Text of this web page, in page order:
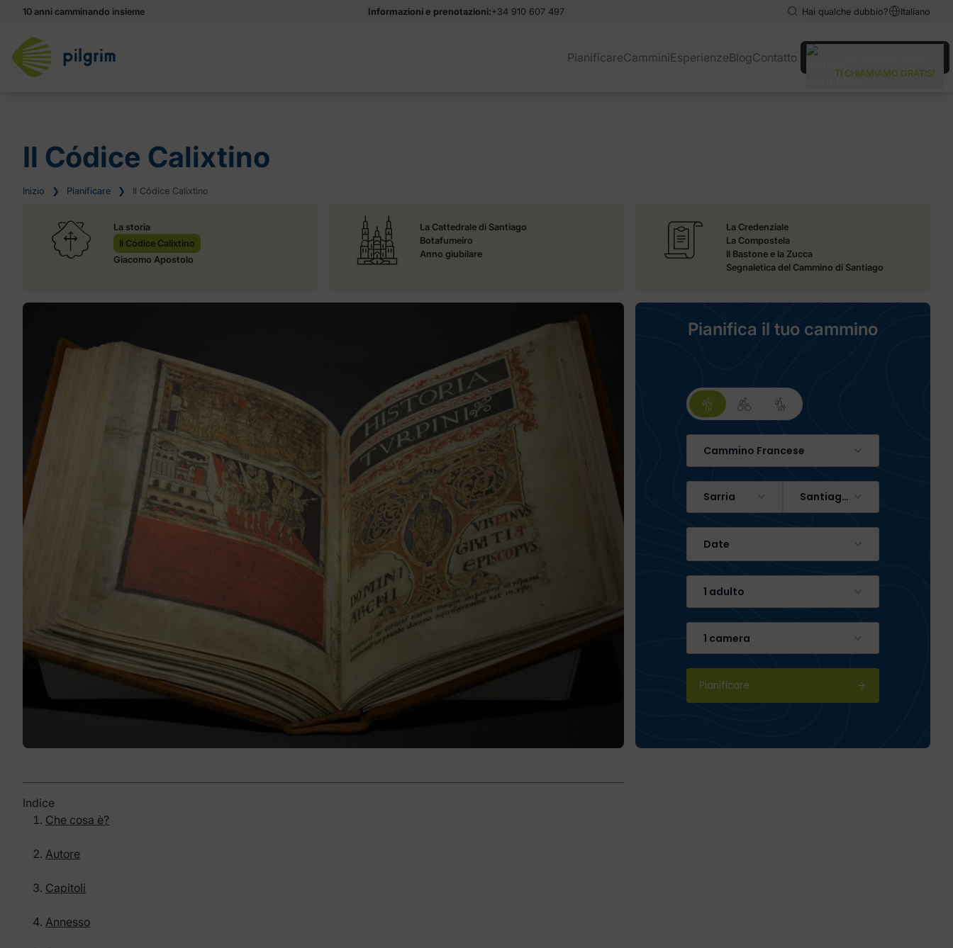
10 anni camminando insieme Informazioni e prenotazioni:+34 910 607 497 Hai qualche dubbio? Italiano
English
English
PianificareCamminiEsperienzeBlogContatto
TI CHIAMIAMO GRATIS!
Il Códice Calixtino
Inizio ❯ Pianificare ❯ Il Códice Calixtino
La storia
Il Códice Calixtino
Giacomo Apostolo
La Cattedrale di Santiago
Botafumeiro
Anno giubilare
La Credenziale
La Compostela
Il Bastone e la Zucca
Segnaletica del Cammino di Santiago
Pianifica il tuo cammino
Cammino Francese
Sarria Santiago de Compostela
Date
1 adulto
1 camera
Pianificare
Indice
Che cosa è?
Autore
Capitoli
Annesso